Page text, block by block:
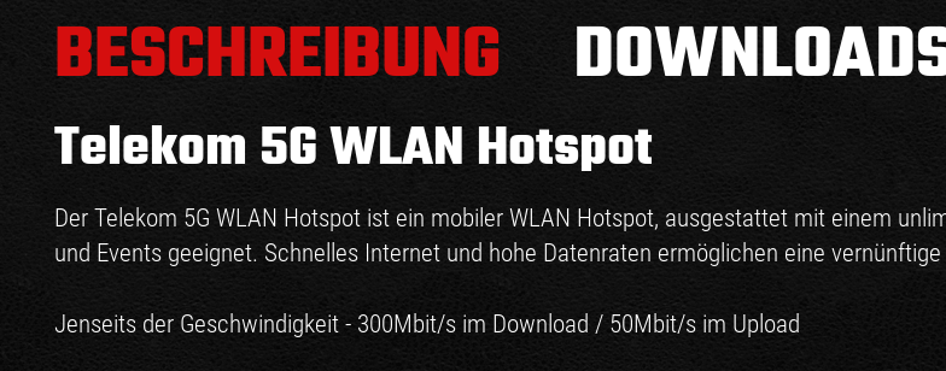
BESCHREIBUNG
Telekom 5G WLAN Hotspot
Der Telekom 5G WLAN Hotspot ist ein mobiler WLAN Hotspot, ausgestattet mit einem
und Events geeignet. Schnelles Internet und hohe Datenraten ermöglichen eine
Jenseits der Geschwindigkeit - 300Mbit/s im Download / 50Mbit/s im Upload